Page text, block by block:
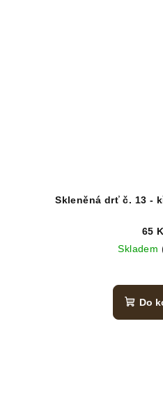
Skleněná drť č. 13 -
65
Skladem
Do